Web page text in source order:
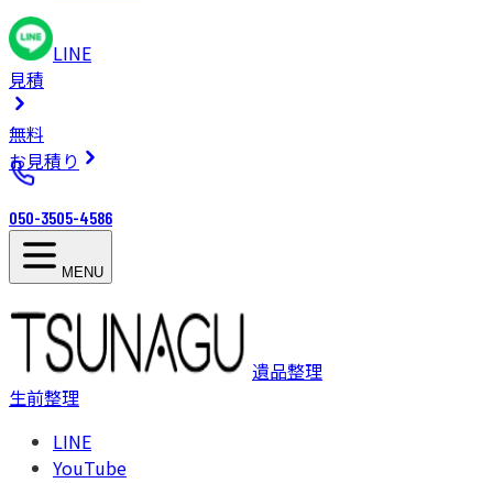
LINE
見積
無料
お見積り
050-3505-4586
MENU
遺品整理
生前整理
LINE
YouTube